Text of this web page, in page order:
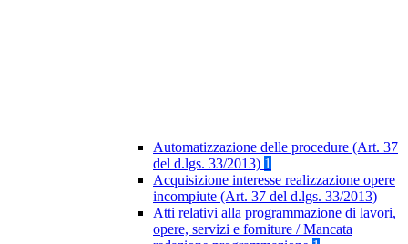
Automatizzazione delle procedure (Art. 37
del d.lgs. 33/2013) 1
Acquisizione interesse realizzazione opere
incompiute (Art. 37 del d.lgs. 33/2013)
Atti relativi alla programmazione di lavori,
opere, servizi e forniture / Mancata